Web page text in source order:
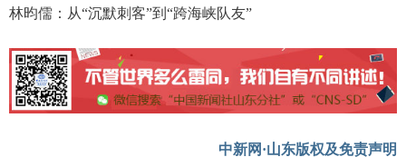
林昀儒：从“沉默刺客”到“跨海峡队友”
中新网·山东版权及免责声明